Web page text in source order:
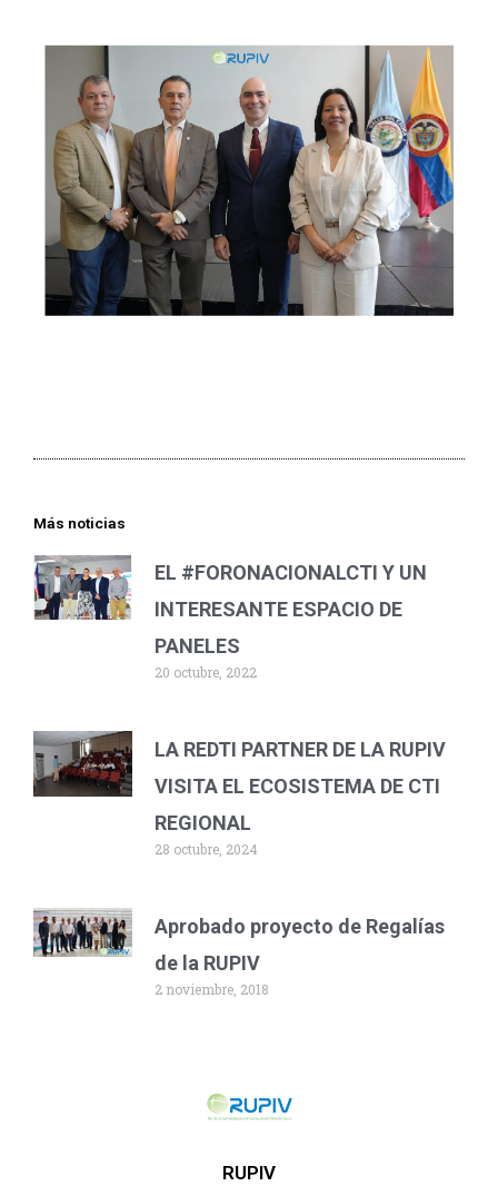
RUPIV
Más noticias
EL #FORONACIONALCTI Y UN
INTERESANTE ESPACIO DE
PANELES
20 octubre, 2022
LA REDTI PARTNER DE LA RUPIV
VISITA EL ECOSISTEMA DE CTI
REGIONAL
28 octubre, 2024
Aprobado proyecto de Regalías
de la RUPIV
2 noviembre, 2018